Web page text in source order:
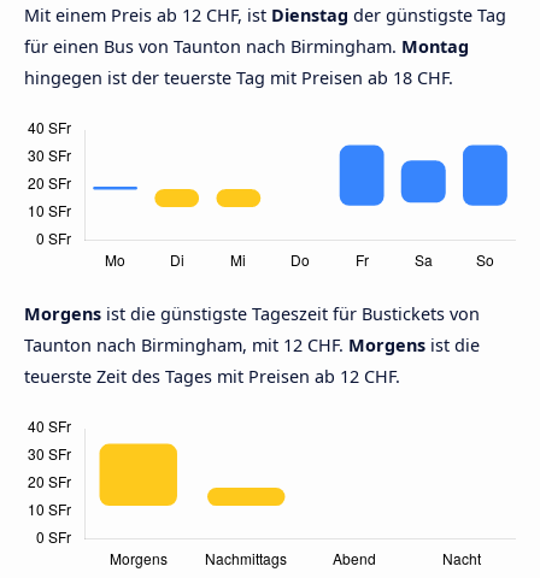
Mit einem Preis ab 12 CHF, ist Dienstag der günstigste Tag
für einen Bus von Taunton nach Birmingham. Montag
hingegen ist der teuerste Tag mit Preisen ab 18 CHF.
Morgens ist die günstigste Tageszeit für Bustickets von
Taunton nach Birmingham, mit 12 CHF. Morgens ist die
teuerste Zeit des Tages mit Preisen ab 12 CHF.